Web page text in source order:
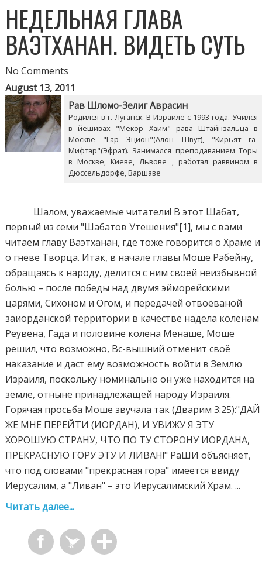
НЕДЕЛЬНАЯ ГЛАВА
ВАЭТХАНАН. ВИДЕТЬ СУТЬ
No Comments
August 13, 2011
Рав Шломо-Зелиг Аврасин
Родился в г. Луганск. В Израиле с 1993 года. Учился
в йешивах "Мекор Хаим" рава Штайнзальца в
Москве "Гар Эцион"(Алон Швут), "Кирьят га-
Мифтар"(Эфрат). Занимался преподаванием Торы
в Москве, Киеве, Львове , работал раввином в
Дюссельдорфе, Варшаве
Шалом, уважaемые читатели! В этот Шабат,
первый из семи "Шабатов Утешения"[1], мы с вами
читаем главу Ваэтханан, где тоже говорится о Храме и
о гневе Творца. Итак, в начале главы Моше Рабейну,
обращаясь к народу, делится с ним своей неизбывной
болью – после победы над двумя эйморейскими
царями, Сихоном и Огом, и передачей отвоёваной
заиорданской территории в качестве надела коленам
Реувена, Гада и половине колена Менаше, Моше
решил, что возможно, Вс-вышний отменит своё
наказание и даст ему возможность войти в Землю
Израиля, поскольку номинально он уже находится на
земле, отныне принадлежащей народу Израиля.
Горячая просьба Моше звучала так (Дварим 3:25):"ДАЙ
ЖЕ МНЕ ПЕРЕЙТИ (ИОРДАН), И УВИЖУ Я ЭТУ
ХОРОШУЮ СТРАНУ, ЧТО ПО ТУ СТОРОНУ ИОРДАНА,
ПРЕКРАСНУЮ ГОРУ ЭТУ И ЛИВАН!" РаШИ объясняет,
что под словами "прекрасная гора" имеется ввиду
Иерусалим, а "Ливан" – это Иерусалимский Храм. ...
Читать далее...